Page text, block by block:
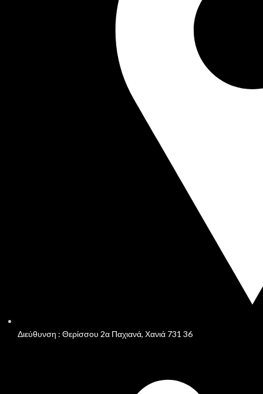
Διεύθυνση : Θερίσσου 2α Παχιανά, Χανιά 731 36